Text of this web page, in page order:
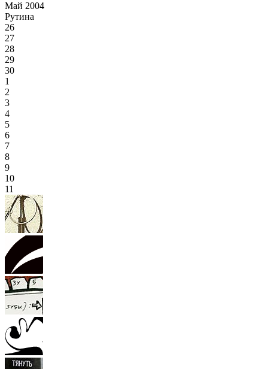
Май 2004
Рутина
26
27
28
29
30
1
2
3
4
5
6
7
8
9
10
11